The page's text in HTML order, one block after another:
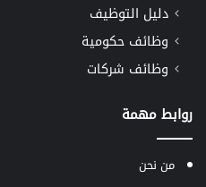
دليل التوظيف
وظائف حكومية
وظائف شركات
روابط مهمة
من نحن